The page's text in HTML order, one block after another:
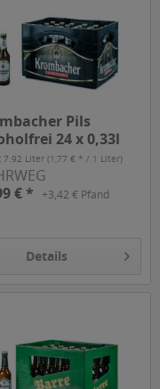
Pils
24 x 0,33l
7.92 Liter(1,77 € * / 1 Liter)
€ *
+3,42 € Pfand
Details